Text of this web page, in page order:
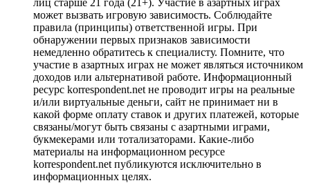
может вызвать игровую зависимость. Соблюдайте
правила (принципы) ответственной игры. При
обнаружении первых признаков зависимости
немедленно обратитесь к специалисту. Помните, что
участие в азартных играх не может являться источником
доходов или альтернативой работе. Информационный
ресурс korrespondent.net не проводит игры на реальные
и/или виртуальные деньги, сайт не принимает ни в
какой форме оплату ставок и других платежей, которые
связаны/могут быть связаны с азартными играми,
букмекерами или тотализаторами. Какие-либо
материалы на информационном ресурсе
korrespondent.net публикуются исключительно в
информационных целях.